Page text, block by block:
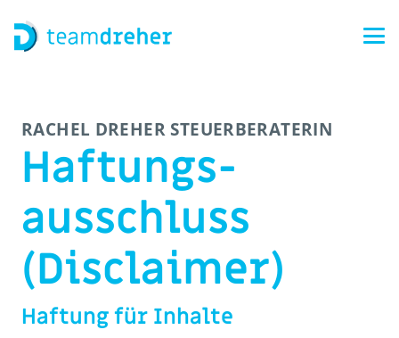
RACHEL DREHER STEUERBERATERIN
Haftungs­
ausschluss
(Disclaimer)
Haftung für Inhalte